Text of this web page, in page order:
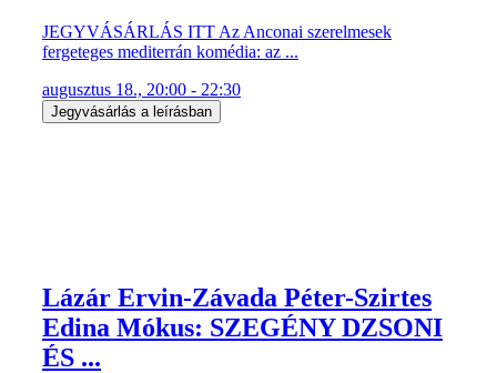
JEGYVÁSÁRLÁS ITT Az Anconai szerelmesek
fergeteges mediterrán komédia: az ...
augusztus 18., 20:00 - 22:30
Jegyvásárlás a leírásban
Lázár Ervin-Závada Péter-Szirtes
Edina Mókus: SZEGÉNY DZSONI
ÉS ...